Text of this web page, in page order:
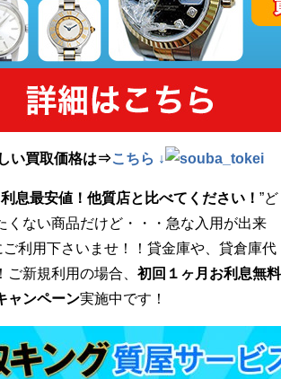
い買取価格は⇒こちら ↓
息最安値！他質店と比べてください！ ”ど
くない商品だけど・・・急な入用が出来
ご利用下さいませ！！貸金庫や、貸倉庫代
新規利用の場合、 初回１ヶ月お利息無料
ャンペーン実施中です！